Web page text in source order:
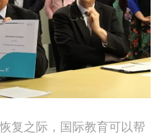
复之际，国际教育可以帮